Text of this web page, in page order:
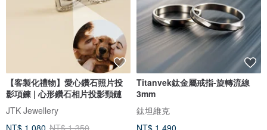
【客製化禮物】愛心鑽石照片投
影項鍊 | 心形鑽石相片投影頸鏈
JTK Jewellery
NT$ 1,080 NT$ 1,350
Titanvek鈦金屬戒指-旋轉流線
3mm
鈦坦維克
NT$ 1,490